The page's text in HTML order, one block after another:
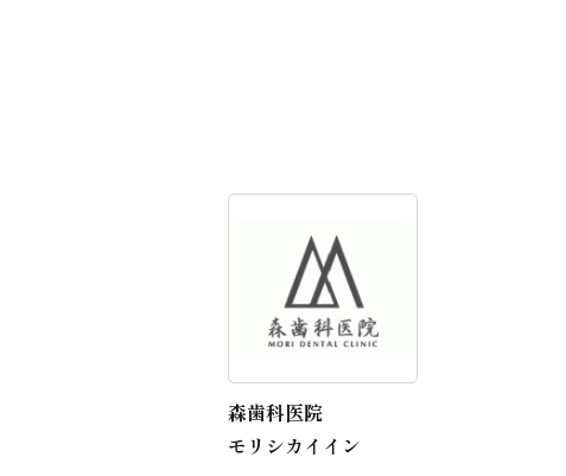
森歯科医院
モリシカイイン